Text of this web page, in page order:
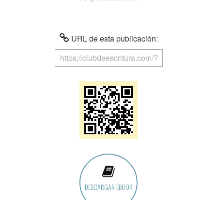
URL de esta publicación:
DESCARGAR EBOOK